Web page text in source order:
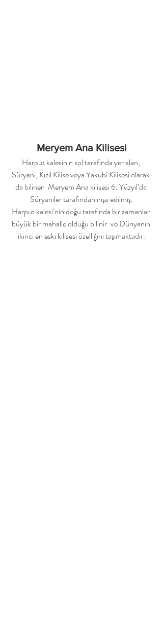
Meryem Ana Kilisesi
Harput kalesinin sol tarafında yer alan,
Süryani, Kızıl Kilise veya Yakubi Kilisesi olarak
da bilinen  Meryem Ana kilisesi 6. Yüzyıl’da
Süryaniler tarafından inşa edilmiş.
Harput kalesi’nin doğu tarafında bir zamanlar
büyük bir mahalle olduğu bilinir. ve Dünyanın
ikinci en eski kilisesi özelliğini taşımaktadır.